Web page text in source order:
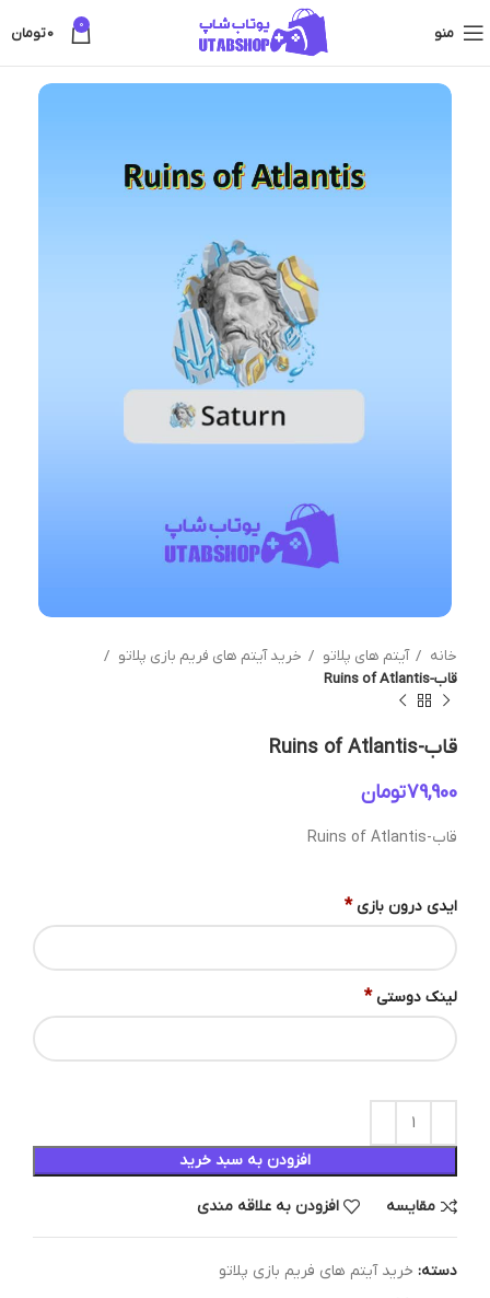
منو 0
0تومان
خانه آیتم های پلاتو
خرید آیتم های فریم بازی پلاتو
قاب-Ruins of Atlantis
قاب-Ruins of Atlantis
تومان
قاب-Ruins of Atlantis
ایدی درون بازی *
لینک دوستی *
افزودن به سبد خرید
مقایسه افزودن به علاقه مندی
دسته: خرید آیتم های فریم بازی پلاتو